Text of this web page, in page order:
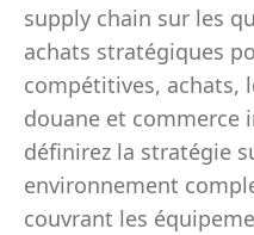
supply chain sur les
achats stratégiques
compétitives, achats,
douane et commerce
définirez la stratégie
environnement
couvrant les